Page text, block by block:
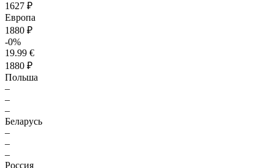
1627 ₽
Европа
1880 ₽
-0%
19.99 €
1880 ₽
Польша
–
–
–
Беларусь
–
–
–
Россия